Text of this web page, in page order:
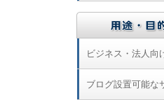
ビジネス・法人向
ブログ設置可能な